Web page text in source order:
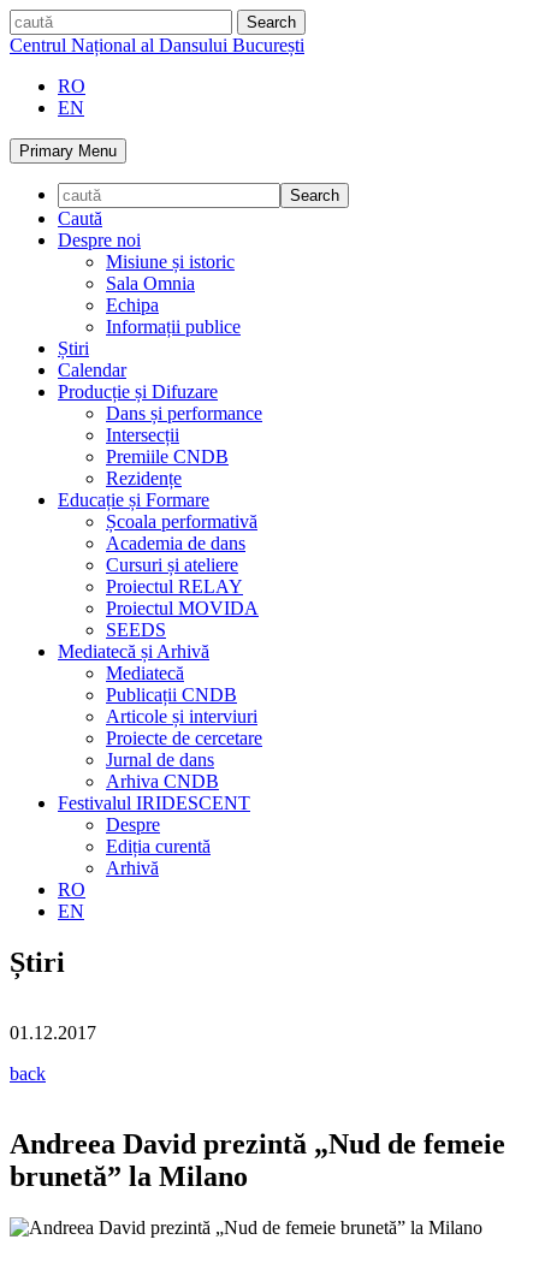
Skip
to
caută
Centrul Național al Dansului București
RO
EN
Primary Menu
Caută
Despre noi
Misiune și istoric
Sala Omnia
Echipa
Informații publice
Știri
Calendar
Producție și Difuzare
Dans și performance
Intersecții
Premiile CNDB
Rezidențe
Educație și Formare
Școala performativă
Academia de dans
Cursuri și ateliere
Proiectul RELAY
Proiectul MOVIDA
SEEDS
Mediatecă și Arhivă
Mediatecă
Publicații CNDB
Articole și interviuri
Proiecte de cercetare
Jurnal de dans
Arhiva CNDB
Festivalul IRIDESCENT
Despre
Ediția curentă
Arhivă
RO
EN
Știri
01.12.2017
back
Andreea David prezintă „Nud de femeie
brunetă” la Milano